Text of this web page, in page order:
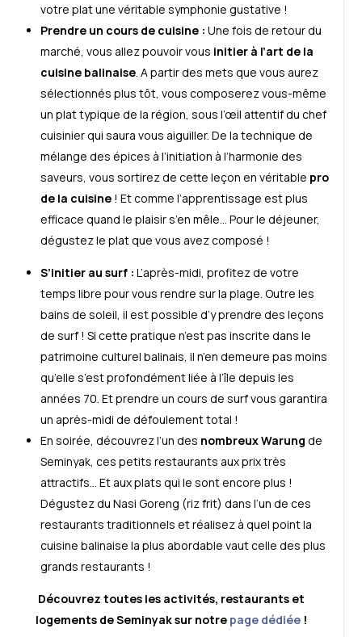
votre plat une véritable symphonie gustative !
Prendre un cours de cuisine : Une fois de retour du
marché, vous allez pouvoir vous initier à l’art de la
cuisine balinaise. A partir des mets que vous aurez
sélectionnés plus tôt, vous composerez vous-même
un plat typique de la région, sous l’œil attentif du chef
cuisinier qui saura vous aiguiller. De la technique de
mélange des épices à l’initiation à l’harmonie des
saveurs, vous sortirez de cette leçon en véritable pro
de la cuisine ! Et comme l’apprentissage est plus
efficace quand le plaisir s’en mêle… Pour le déjeuner,
dégustez le plat que vous avez composé !
S’initier au surf : L’après-midi, profitez de votre
temps libre pour vous rendre sur la plage. Outre les
bains de soleil, il est possible d’y prendre des leçons
de surf ! Si cette pratique n’est pas inscrite dans le
patrimoine culturel balinais, il n’en demeure pas moins
qu’elle s’est profondément liée à l’île depuis les
années 70. Et prendre un cours de surf vous garantira
un après-midi de défoulement total !
En soirée, découvrez l’un des nombreux Warung de
Seminyak, ces petits restaurants aux prix très
attractifs… Et aux plats qui le sont encore plus !
Dégustez du Nasi Goreng (riz frit) dans l’un de ces
restaurants traditionnels et réalisez à quel point la
cuisine balinaise la plus abordable vaut celle des plus
grands restaurants !
Découvrez toutes les activités, restaurants et
logements de Seminyak sur notre page dédiée !